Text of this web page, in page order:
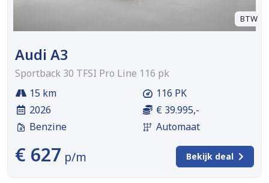
BTW
Audi A3
Sportback 30 TFSI Pro Line 116 pk
15 km
2026
Benzine
116 PK
€ 39.995,-
Automaat
€ 627 p/m Bekijk deal